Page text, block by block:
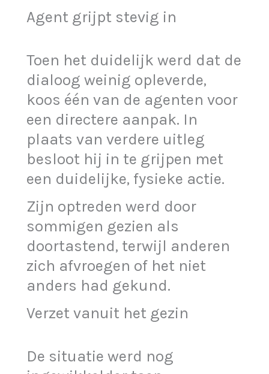
Agent grijpt stevig in
Toen het duidelijk werd dat de
dialoog weinig opleverde,
koos één van de agenten voor
een directere aanpak. In
plaats van verdere uitleg
besloot hij in te grijpen met
een duidelijke, fysieke actie.
Zijn optreden werd door
sommigen gezien als
doortastend, terwijl anderen
zich afvroegen of het niet
anders had gekund.
Verzet vanuit het gezin
De situatie werd nog